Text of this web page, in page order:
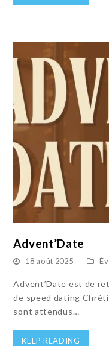
Advent’Date
18 août 2025
Advent’Date est de
de speed dating
sont attendus…
KEEP READING